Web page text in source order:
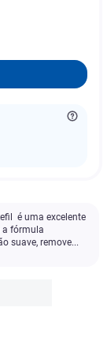
é uma excelente
a fórmula
suave, remove...